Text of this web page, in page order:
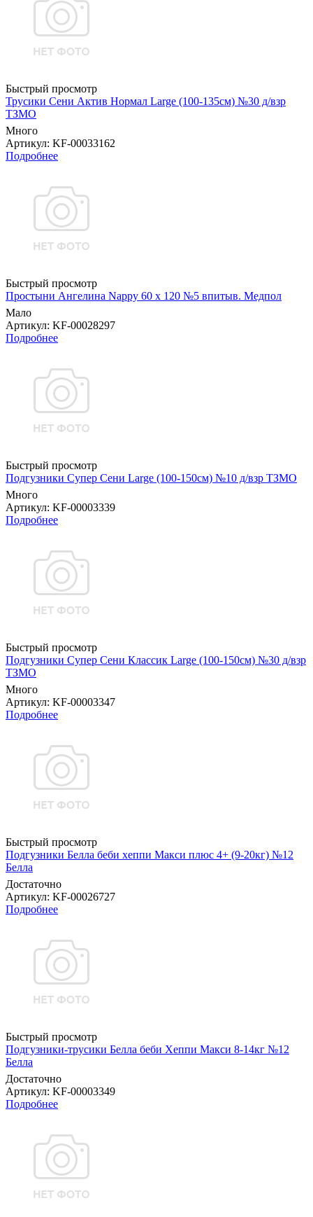
Быстрый просмотр
Трусики Сени Актив Нормал Large (100-135см) №30 д/взр
ТЗМО
Много
Артикул: KF-00033162
Подробнее
Быстрый просмотр
Простыни Ангелина Nappy 60 х 120 №5 впитыв. Медпол
Мало
Артикул: KF-00028297
Подробнее
Быстрый просмотр
Подгузники Супер Сени Large (100-150см) №10 д/взр ТЗМО
Много
Артикул: KF-00003339
Подробнее
Быстрый просмотр
Подгузники Супер Сени Классик Large (100-150см) №30 д/взр
ТЗМО
Много
Артикул: KF-00003347
Подробнее
Быстрый просмотр
Подгузники Белла беби хеппи Макси плюс 4+ (9-20кг) №12
Белла
Достаточно
Артикул: KF-00026727
Подробнее
Быстрый просмотр
Подгузники-трусики Белла беби Хеппи Макси 8-14кг №12
Белла
Достаточно
Артикул: KF-00003349
Подробнее